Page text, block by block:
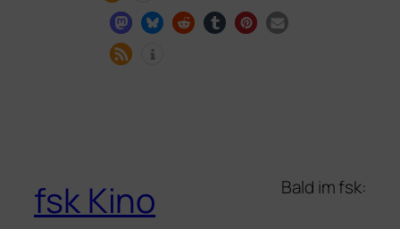
fsk Kino Bald im fsk: